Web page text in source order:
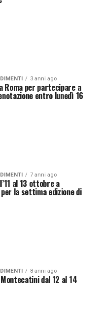
3 anni ago
Roma per partecipare a
entro lunedì 16
7 anni ago
al 13 ottobre a
la settima edizione di
8 anni ago
dal 12 al 14